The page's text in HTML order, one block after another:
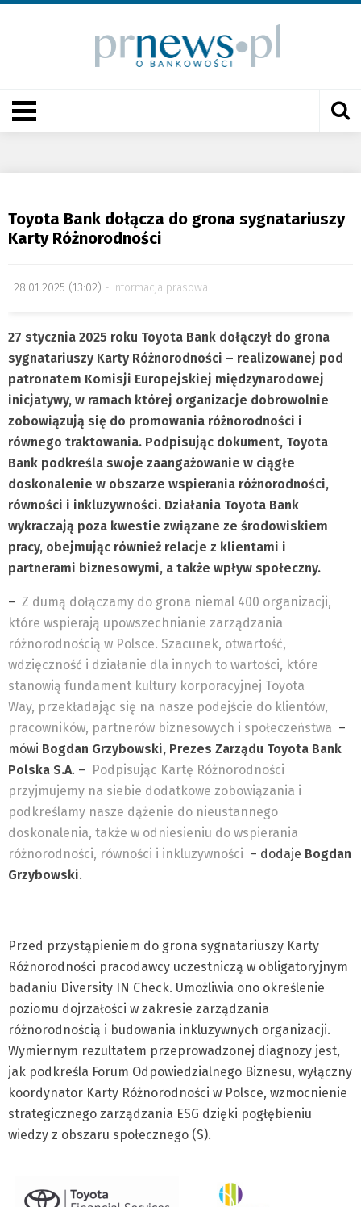
Toyota Bank dołącza do grona sygnatariuszy
Karty Różnorodności
28.01.2025 (13:02) informacja prasowa
27 stycznia 2025 roku Toyota Bank dołączył do grona
sygnatariuszy Karty Różnorodności – realizowanej pod
patronatem Komisji Europejskiej międzynarodowej
inicjatywy, w ramach której organizacje dobrowolnie
zobowiązują się do promowania różnorodności i
równego traktowania. Podpisując dokument, Toyota
Bank podkreśla swoje zaangażowanie w ciągłe
doskonalenie w obszarze wspierania różnorodności,
równości i inkluzywności. Działania Toyota Bank
wykraczają poza kwestie związane ze środowiskiem
pracy, obejmując również relacje z klientami i
partnerami biznesowymi, a także wpływ społeczny.
– Z dumą dołączamy do grona niemal 400 organizacji,
które wspierają upowszechnianie zarządzania
różnorodnością w Polsce. Szacunek, otwartość,
wdzięczność i działanie dla innych to wartości, które
stanowią fundament kultury korporacyjnej Toyota
Way, przekładając się na nasze podejście do klientów,
pracowników, partnerów biznesowych i społeczeństwa –
mówi Bogdan Grzybowski, Prezes Zarządu Toyota Bank
Polska S.A. – Podpisując Kartę Różnorodności
przyjmujemy na siebie dodatkowe zobowiązania i
podkreślamy nasze dążenie do nieustannego
doskonalenia, także w odniesieniu do wspierania
różnorodności, równości i inkluzywności – dodaje Bogdan
Grzybowski.
Przed przystąpieniem do grona sygnatariuszy Karty
Różnorodności pracodawcy uczestniczą w obligatoryjnym
badaniu Diversity IN Check. Umożliwia ono określenie
poziomu dojrzałości w zakresie zarządzania
różnorodnością i budowania inkluzywnych organizacji.
Wymiernym rezultatem przeprowadzonej diagnozy jest,
jak podkreśla Forum Odpowiedzialnego Biznesu, wyłączny
koordynator Karty Różnorodności w Polsce, wzmocnienie
strategicznego zarządzania ESG dzięki pogłębieniu
wiedzy z obszaru społecznego (S).